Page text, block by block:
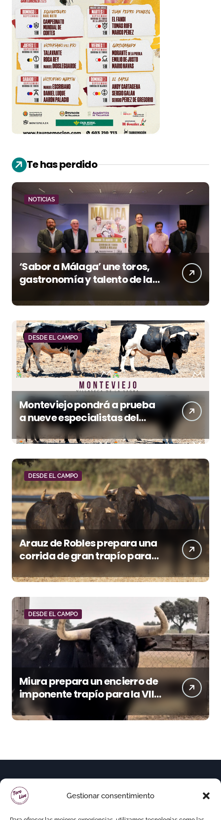
Gestionar consentimiento
Te has perdido
NOTICIAS
‘Sabor a Málaga’ une toros,
gastronomía y talento de la
tierra en La Malagueta
DESDE EL CAMPO
Monteviejo pondrá a prueba
a nueve especialistas del
recorte mañana en Villaseca
DESDE EL CAMPO
Arauz de Robles prepara una
corrida de gran trapío para
la despedida de Víctor Puerto
en Ciudad Real (Vídeo)
DESDE EL CAMPO
Miura prepara un encierro de
imponente trapío para la VIII
Corrida Magallánica